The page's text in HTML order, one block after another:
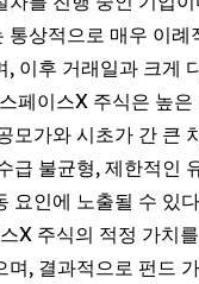
통상적으로 매우 이례
, 이후 거래일과 크게
페이스X 주식은 높
모가와 시초가 간 큰
급 불균형, 제한적인
요인에 노출될 수 있
X 주식의 적정 가치
며, 결과적으로 펀드